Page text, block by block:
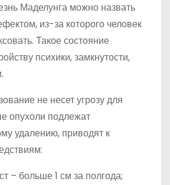
Маделунга можно назвать
из-за которого человек
Такое состояние
психики, замкнутости,
не несет угрозу для
опухоли подлежат
удалению, приводят к
– больше 1 см за полгода;